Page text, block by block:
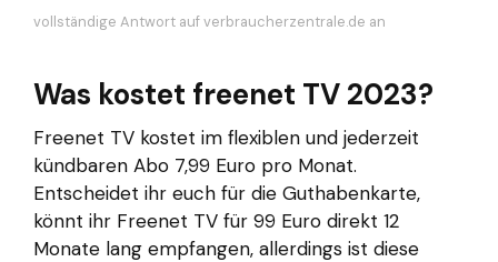
vollständige Antwort auf verbraucherzentrale.de an
Was kostet freenet TV 2023?
Freenet TV kostet im flexiblen und jederzeit
kündbaren Abo 7,99 Euro pro Monat.
Entscheidet ihr euch für die Guthabenkarte,
könnt ihr Freenet TV für 99 Euro direkt 12
Monate lang empfangen, allerdings ist diese